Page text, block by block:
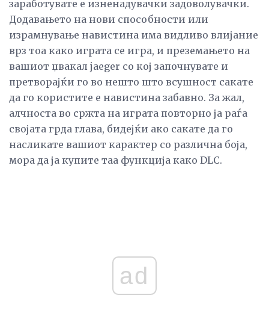
заработувате е изненадувачки задоволувачки.
Додавањето на нови способности или
израмнување навистина има видливо влијание
врз тоа како играта се игра, и преземањето на
вашиот џвакал jaeger со кој започнувате и
претворајќи го во нешто што всушност сакате
да го користите е навистина забавно. За жал,
алчноста во сржта на играта повторно ја раѓа
својата грда глава, бидејќи ако сакате да го
насликате вашиот карактер со различна боја,
мора да ја купите таа функција како DLC.
ad